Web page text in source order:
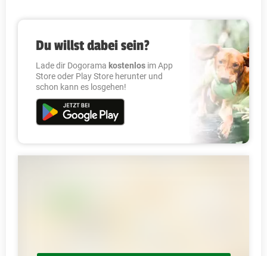
Du willst dabei sein?
Lade dir Dogorama kostenlos im App
Store oder Play Store herunter und
schon kann es losgehen!